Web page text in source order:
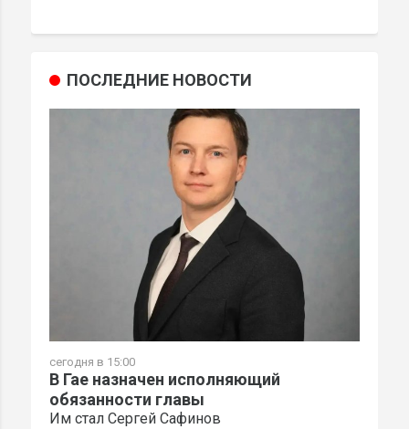
ПОСЛЕДНИЕ НОВОСТИ
сегодня в 15:00
В Гае назначен исполняющий
обязанности главы
Им стал Сергей Сафинов